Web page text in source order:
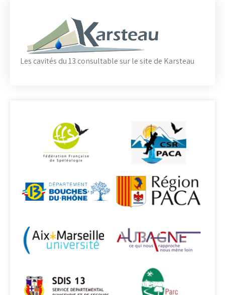
Les cavités du 13 consultable sur le site de Karsteau